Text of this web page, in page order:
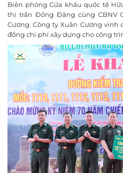
Biên phòng Cửa khẩu quốc tế
thị trấn Đồng Đăng cùng CBNV
Cương. Công ty Xuân Cương vinh
đồng chi phí xây dựng cho công